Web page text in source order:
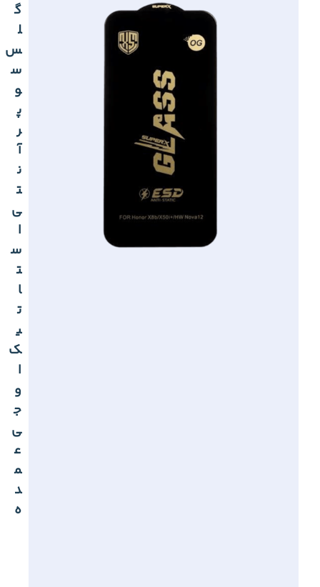
گ
ل
س
س
و
پ
ر
آ
ن
ت
ی
ا
س
ت
ا
ت
ی
ک
ا
و
ج
ی
ع
م
د
ه